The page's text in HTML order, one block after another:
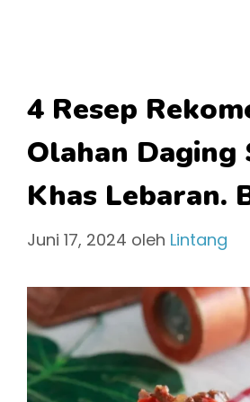
4 Resep
Olahan Daging
Khas Lebaran.
Juni 17, 2024 oleh Lintang